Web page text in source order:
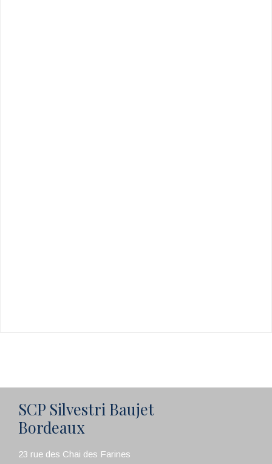
SCP Silvestri Baujet
Bordeaux
23 rue des Chai des Farines